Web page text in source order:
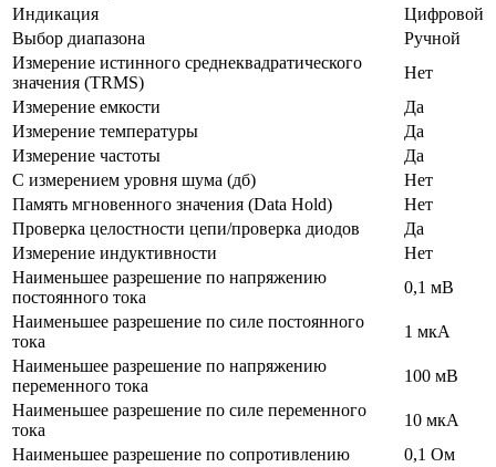
Индикация
Цифровой
Выбор диапазона
Ручной
Измерение истинного среднеквадратического
значения (ТRMS)
Нет
Измерение емкости
Да
Измерение температуры
Да
Измерение частоты
Да
С измерением уровня шума (дб)
Нет
Память мгновенного значения (Data Hold)
Нет
Проверка целостности цепи/проверка диодов
Да
Измерение индуктивности
Нет
Наименьшее разрешение по напряжению
постоянного тока
0,1 мВ
Наименьшее разрешение по силе постоянного
тока
1 мкА
Наименьшее разрешение по напряжению
переменного тока
100 мВ
Наименьшее разрешение по силе переменного
тока
10 мкА
Наименьшее разрешение по сопротивлению
0,1 Ом